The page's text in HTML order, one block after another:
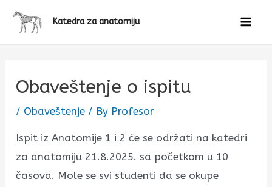
Katedra za anatomiju
Obaveštenje o ispitu
/ Obaveštenje / By Profesor
Ispit iz Anatomije 1 i 2 će se održati na katedri
za anatomiju 21.8.2025. sa početkom u 10
časova. Mole se svi studenti da se okupe